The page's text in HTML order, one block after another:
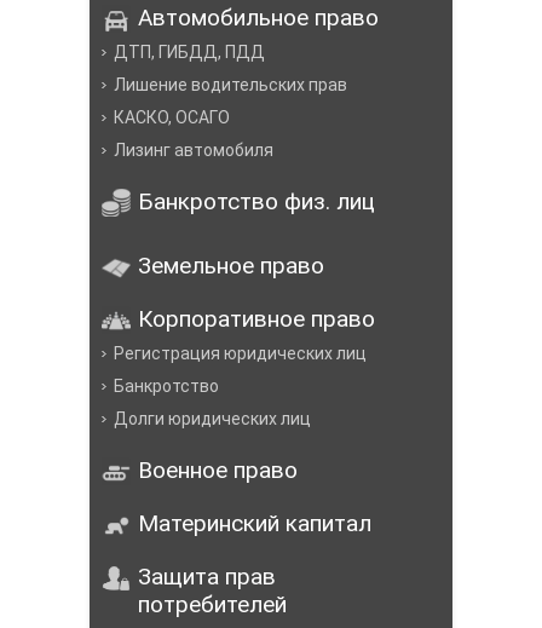
Автомобильное право
ДТП, ГИБДД, ПДД
Лишение водительских прав
КАСКО, ОСАГО
Лизинг автомобиля
Банкротство физ. лиц
Земельное право
Корпоративное право
Регистрация юридических лиц
Банкротство
Долги юридических лиц
Военное право
Материнский капитал
Защита прав
потребителей